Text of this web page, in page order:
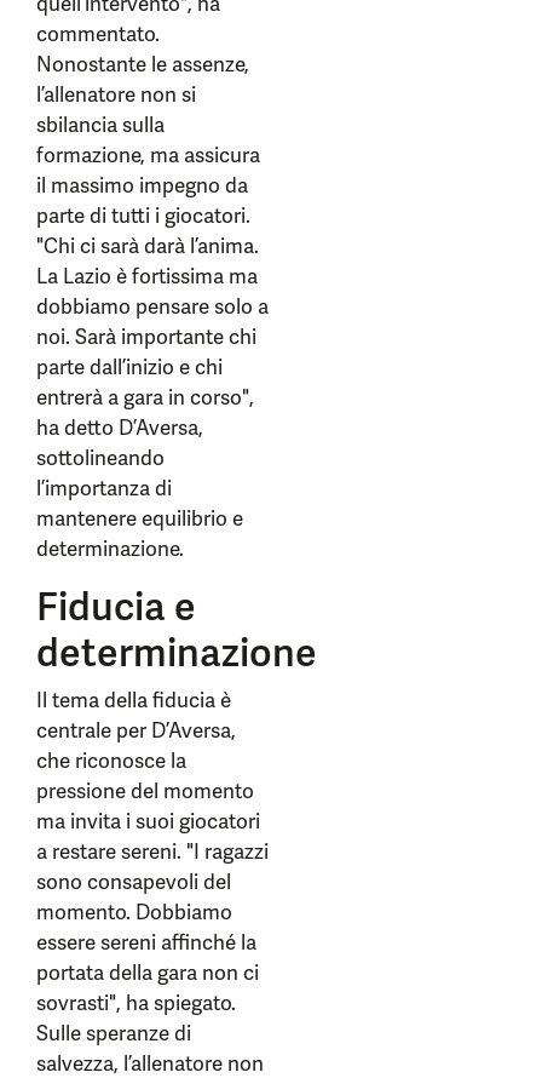
commentato.
Nonostante le assenze,
l’allenatore non si
sbilancia sulla
formazione, ma assicura
il massimo impegno da
parte di tutti i giocatori.
"Chi ci sarà darà l’anima.
La Lazio è fortissima ma
dobbiamo pensare solo a
noi. Sarà importante chi
parte dall’inizio e chi
entrerà a gara in corso",
ha detto D’Aversa,
sottolineando
l’importanza di
mantenere equilibrio e
determinazione.
Fiducia e
determinazione
Il tema della fiducia è
centrale per D’Aversa,
che riconosce la
pressione del momento
ma invita i suoi giocatori
a restare sereni. "I ragazzi
sono consapevoli del
momento. Dobbiamo
essere sereni affinché la
portata della gara non ci
sovrasti", ha spiegato.
Sulle speranze di
salvezza, l’allenatore non